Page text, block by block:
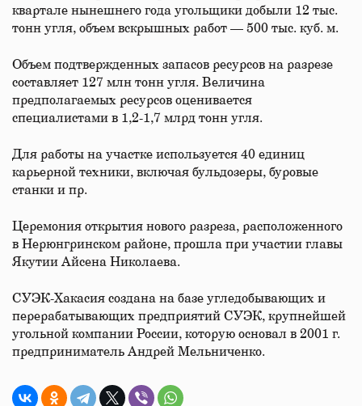
квартале нынешнего года угольщики добыли 12 тыс.
тонн угля, объем вскрышных работ — 500 тыс. куб. м.
Объем подтвержденных запасов ресурсов на разрезе
составляет 127 млн тонн угля. Величина
предполагаемых ресурсов оценивается
специалистами в 1,2-1,7 млрд тонн угля.
Для работы на участке используется 40 единиц
карьерной техники, включая бульдозеры, буровые
станки и пр.
Церемония открытия нового разреза, расположенного
в Нерюнгринском районе, прошла при участии главы
Якутии Айсена Николаева.
СУЭК-Хакасия создана на базе угледобывающих и
перерабатывающих предприятий СУЭК, крупнейшей
угольной компании России, которую основал в 2001 г.
предприниматель Андрей Мельниченко.